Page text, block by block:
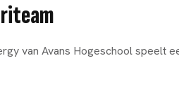
van Avans Hogeschool speelt